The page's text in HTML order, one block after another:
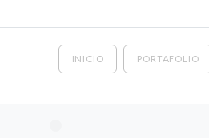
INICIO PORTAFOLIO